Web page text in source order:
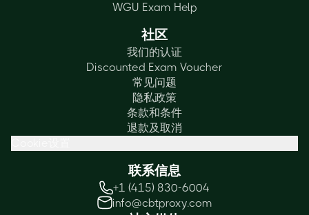
WGU Exam Help
社区
我们的认证
Discounted Exam Voucher
常见问题
隐私政策
条款和条件
退款及取消
联系信息
+1 (415) 830-6004
info@cbtproxy.com